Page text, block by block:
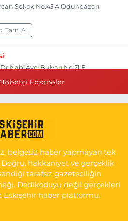
Sokak No:45 A Odunpazarı
Tarifi Al
Avcı Bulvarı No:21 E
Özaydın Caddesi No:8 B
Tarifi Al
Eczaneler
belgesiz haber yapmayan tek
Doğru, hakkaniyet ve gerçeklik
tarafsız gazeteciliğin
Dedikoduyu değil gerçekleri
Eskişehir haber platformu.